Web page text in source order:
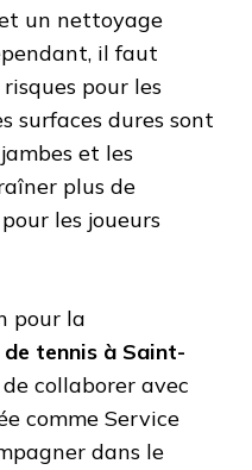
un nettoyage
il faut
pour les
surfaces dures sont
et les
plus de
les joueurs
pour la
de tennis à Saint-
collaborer avec
comme Service
dans le